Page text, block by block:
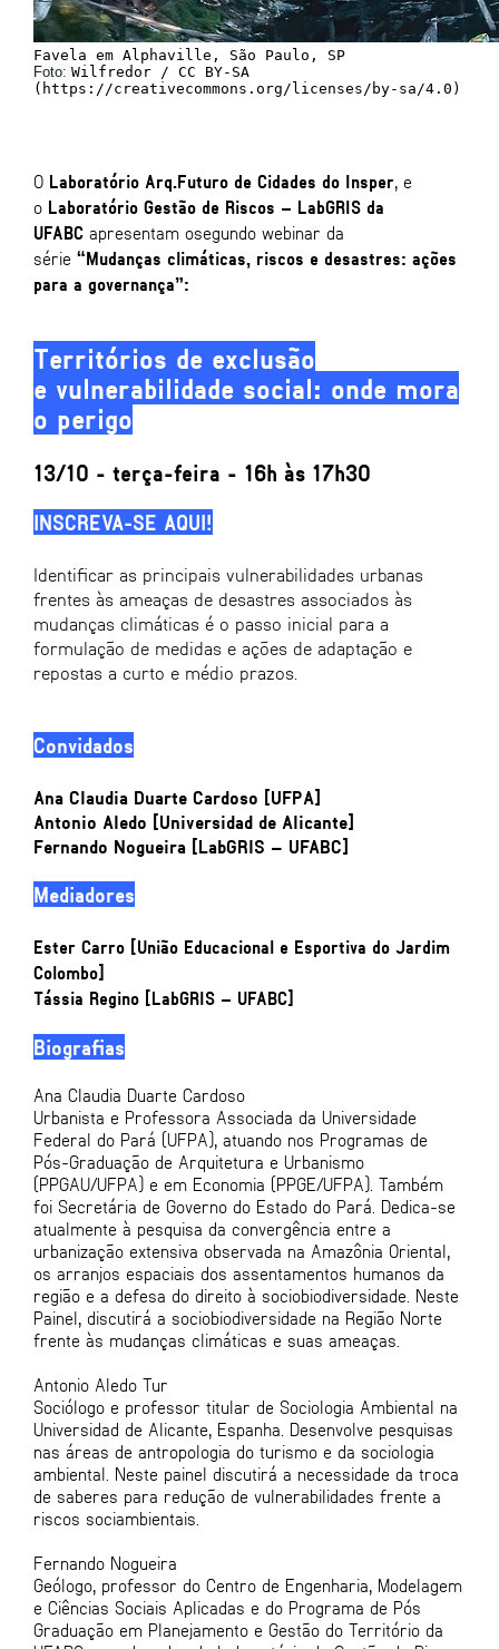
Foto: Wilfredor / CC BY-SA
(https://creativecommons.org/licenses/by-sa/4.0)
O Laboratório Arq.Futuro de Cidades do Insper, e
o Laboratório Gestão de Riscos – LabGRIS da
UFABC apresentam osegundo webinar da
série “Mudanças climáticas, riscos e desastres: ações
para a governança”:
Territórios de exclusão
e vulnerabilidade social: onde mora
o perigo
13/10 - terça-feira - 16h às 17h30
INSCREVA-SE AQUI!
Identificar as principais vulnerabilidades urbanas
frentes às ameaças de desastres associados às
mudanças climáticas é o passo inicial para a
formulação de medidas e ações de adaptação e
repostas a curto e médio prazos.
Convidados
Ana Claudia Duarte Cardoso [UFPA]
Antonio Aledo [Universidad de Alicante]
Fernando Nogueira [LabGRIS – UFABC]
Mediadores
Ester Carro [União Educacional e Esportiva do Jardim
Colombo]
Tássia Regino [LabGRIS – UFABC]
Biografias
Ana Claudia Duarte Cardoso
Urbanista e Professora Associada da Universidade
Federal do Pará (UFPA), atuando nos Programas de
Pós-Graduação de Arquitetura e Urbanismo
(PPGAU/UFPA) e em Economia (PPGE/UFPA). Também
foi Secretária de Governo do Estado do Pará. Dedica-se
atualmente à pesquisa da convergência entre a
urbanização extensiva observada na Amazônia Oriental,
os arranjos espaciais dos assentamentos humanos da
região e a defesa do direito à sociobiodiversidade. Neste
Painel, discutirá a sociobiodiversidade na Região Norte
frente às mudanças climáticas e suas ameaças.
Antonio Aledo Tur
Sociólogo e professor titular de Sociologia Ambiental na
Universidad de Alicante, Espanha. Desenvolve pesquisas
nas áreas de antropologia do turismo e da sociologia
ambiental. Neste painel discutirá a necessidade da troca
de saberes para redução de vulnerabilidades frente a
riscos sociambientais.
Fernando Nogueira
Geólogo, professor do Centro de Engenharia, Modelagem
e Ciências Sociais Aplicadas e do Programa de Pós
Graduação em Planejamento e Gestão do Território da